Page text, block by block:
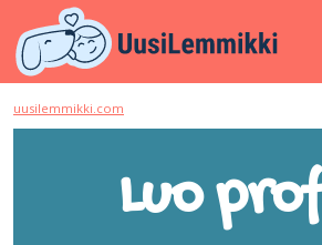
uusilemmikki.com
Luo